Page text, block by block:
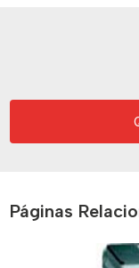
Páginas